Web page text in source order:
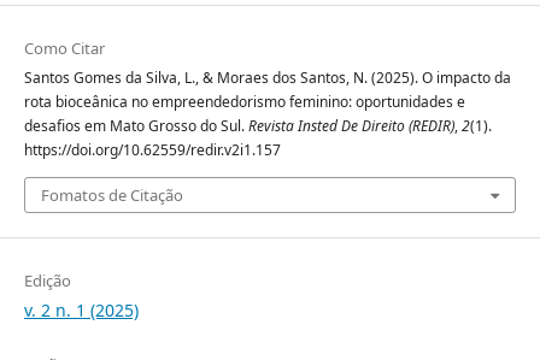
Como Citar
Santos Gomes da Silva, L., & Moraes dos Santos, N. (2025). O impacto da
rota bioceânica no empreendedorismo feminino: oportunidades e
desafios em Mato Grosso do Sul.Revista Insted De Direito (REDIR),2(1).
https://doi.org/10.62559/redir.v2i1.157
Fomatos de Citação
Edição
v. 2 n. 1 (2025)